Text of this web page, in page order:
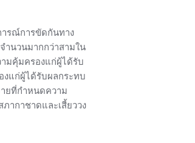
รณ์การขัดกันทาง
ำนวนมากกว่าสามใน
มคุ้มครองแก่ผู้ได้รับ
งแก่ผู้ได้รับผลกระทบ
ยที่กำหนดความ
ากาชาดและเสี้ยววง